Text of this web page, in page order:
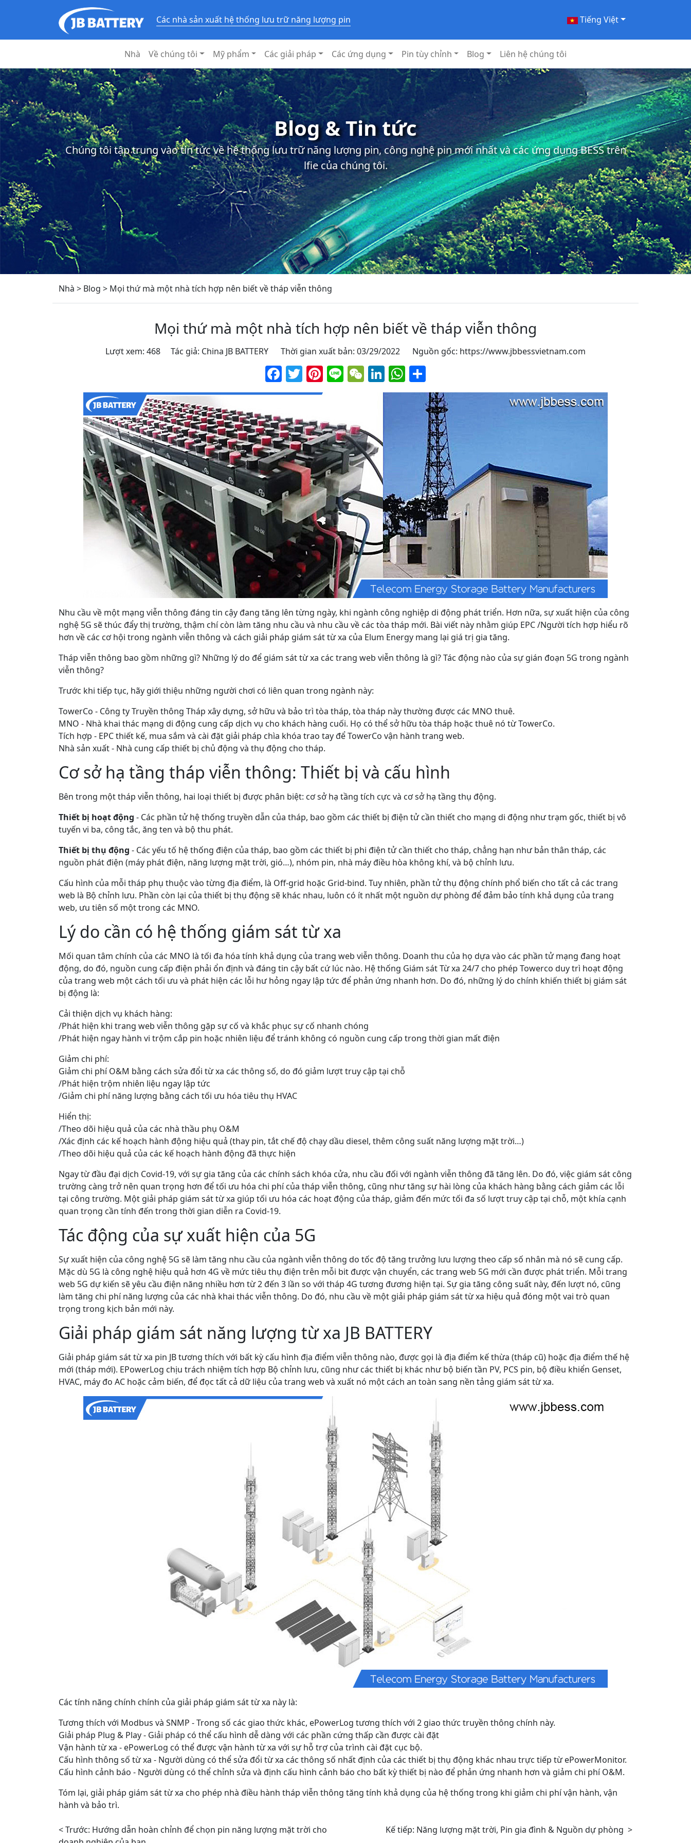
Các nhà sản xuất hệ thống lưu trữ năng lượng pin Tiếng Việt
Nhà Về chúng tôi Mỹ phẩm Các giải pháp Các ứng dụng Pin tùy chỉnh Blog Liên hệ chúng tôi
Blog & Tin tức
Chúng tôi tập trung vào tin tức về hệ thống lưu trữ năng lượng pin, công nghệ pin mới nhất và các ứng dụng BESS trên
lfie của chúng tôi.
Nhà > Blog > Mọi thứ mà một nhà tích hợp nên biết về tháp viễn thông
Mọi thứ mà một nhà tích hợp nên biết về tháp viễn thông
Lượt xem: 468 Tác giả: China JB BATTERY Thời gian xuất bản: 03/29/2022 Nguồn gốc: https://www.jbbessvietnam.com
Facebook
Twitter
Pinterest
LineWeChat
LinkedIn
WhatsApp
Nhu cầu về một mạng viễn thông đáng tin cậy đang tăng lên từng ngày, khi ngành công nghiệp di động phát triển. Hơn nữa, sự xuất hiện của công
nghệ 5G sẽ thúc đẩy thị trường, thậm chí còn làm tăng nhu cầu và nhu cầu về các tòa tháp mới. Bài viết này nhằm giúp EPC /Người tích hợp hiểu rõ
hơn về các cơ hội trong ngành viễn thông và cách giải pháp giám sát từ xa của Elum Energy mang lại giá trị gia tăng.
Tháp viễn thông bao gồm những gì? Những lý do để giám sát từ xa các trang web viễn thông là gì? Tác động nào của sự gián đoạn 5G trong ngành
viễn thông?
Trước khi tiếp tục, hãy giới thiệu những người chơi có liên quan trong ngành này:
TowerCo - Công ty Truyền thông Tháp xây dựng, sở hữu và bảo trì tòa tháp, tòa tháp này thường được các MNO thuê.
MNO - Nhà khai thác mạng di động cung cấp dịch vụ cho khách hàng cuối. Họ có thể sở hữu tòa tháp hoặc thuê nó từ TowerCo.
Tích hợp - EPC thiết kế, mua sắm và cài đặt giải pháp chìa khóa trao tay để TowerCo vận hành trang web.
Nhà sản xuất - Nhà cung cấp thiết bị chủ động và thụ động cho tháp.
Cơ sở hạ tầng tháp viễn thông: Thiết bị và cấu hình
Bên trong một tháp viễn thông, hai loại thiết bị được phân biệt: cơ sở hạ tầng tích cực và cơ sở hạ tầng thụ động.
Thiết bị hoạt động - Các phần tử hệ thống truyền dẫn của tháp, bao gồm các thiết bị điện tử cần thiết cho mạng di động như trạm gốc, thiết bị vô
tuyến vi ba, công tắc, ăng ten và bộ thu phát.
Thiết bị thụ động - Các yếu tố hệ thống điện của tháp, bao gồm các thiết bị phi điện tử cần thiết cho tháp, chẳng hạn như bản thân tháp, các
nguồn phát điện (máy phát điện, năng lượng mặt trời, gió…), nhóm pin, nhà máy điều hòa không khí, và bộ chỉnh lưu.
Cấu hình của mỗi tháp phụ thuộc vào từng địa điểm, là Off-grid hoặc Grid-bind. Tuy nhiên, phần tử thụ động chính phổ biến cho tất cả các trang
web là Bộ chỉnh lưu. Phần còn lại của thiết bị thụ động sẽ khác nhau, luôn có ít nhất một nguồn dự phòng để đảm bảo tính khả dụng của trang
web, ưu tiên số một trong các MNO.
Lý do cần có hệ thống giám sát từ xa
Mối quan tâm chính của các MNO là tối đa hóa tính khả dụng của trang web viễn thông. Doanh thu của họ dựa vào các phần tử mạng đang hoạt
động, do đó, nguồn cung cấp điện phải ổn định và đáng tin cậy bất cứ lúc nào. Hệ thống Giám sát Từ xa 24/7 cho phép Towerco duy trì hoạt động
của trang web một cách tối ưu và phát hiện các lỗi hư hỏng ngay lập tức để phản ứng nhanh hơn. Do đó, những lý do chính khiến thiết bị giám sát
bị động là:
Cải thiện dịch vụ khách hàng:
/Phát hiện khi trang web viễn thông gặp sự cố và khắc phục sự cố nhanh chóng
/Phát hiện ngay hành vi trộm cắp pin hoặc nhiên liệu để tránh không có nguồn cung cấp trong thời gian mất điện
Giảm chi phí:
Giảm chi phí O&M bằng cách sửa đổi từ xa các thông số, do đó giảm lượt truy cập tại chỗ
/Phát hiện trộm nhiên liệu ngay lập tức
/Giảm chi phí năng lượng bằng cách tối ưu hóa tiêu thụ HVAC
Hiển thị:
/Theo dõi hiệu quả của các nhà thầu phụ O&M
/Xác định các kế hoạch hành động hiệu quả (thay pin, tắt chế độ chạy dầu diesel, thêm công suất năng lượng mặt trời…)
/Theo dõi hiệu quả của các kế hoạch hành động đã thực hiện
Ngay từ đầu đại dịch Covid-19, với sự gia tăng của các chính sách khóa cửa, nhu cầu đối với ngành viễn thông đã tăng lên. Do đó, việc giám sát công
trường càng trở nên quan trọng hơn để tối ưu hóa chi phí của tháp viễn thông, cũng như tăng sự hài lòng của khách hàng bằng cách giảm các lỗi
tại công trường. Một giải pháp giám sát từ xa giúp tối ưu hóa các hoạt động của tháp, giảm đến mức tối đa số lượt truy cập tại chỗ, một khía cạnh
quan trọng cần tính đến trong thời gian diễn ra Covid-19.
Tác động của sự xuất hiện của 5G
Sự xuất hiện của công nghệ 5G sẽ làm tăng nhu cầu của ngành viễn thông do tốc độ tăng trưởng lưu lượng theo cấp số nhân mà nó sẽ cung cấp.
Mặc dù 5G là công nghệ hiệu quả hơn 4G về mức tiêu thụ điện trên mỗi bit được vận chuyển, các trang web 5G mới cần được phát triển. Mỗi trang
web 5G dự kiến sẽ yêu cầu điện năng nhiều hơn từ 2 đến 3 lần so với tháp 4G tương đương hiện tại. Sự gia tăng công suất này, đến lượt nó, cũng
làm tăng chi phí năng lượng của các nhà khai thác viễn thông. Do đó, nhu cầu về một giải pháp giám sát từ xa hiệu quả đóng một vai trò quan
trọng trong kịch bản mới này.
Giải pháp giám sát năng lượng từ xa JB BATTERY
Giải pháp giám sát từ xa pin JB tương thích với bất kỳ cấu hình địa điểm viễn thông nào, được gọi là địa điểm kế thừa (tháp cũ) hoặc địa điểm thế hệ
mới (tháp mới). EPowerLog chịu trách nhiệm tích hợp Bộ chỉnh lưu, cũng như các thiết bị khác như bộ biến tần PV, PCS pin, bộ điều khiển Genset,
HVAC, máy đo AC hoặc cảm biến, để đọc tất cả dữ liệu của trang web và xuất nó một cách an toàn sang nền tảng giám sát từ xa.
Các tính năng chính chính của giải pháp giám sát từ xa này là:
Tương thích với Modbus và SNMP - Trong số các giao thức khác, ePowerLog tương thích với 2 giao thức truyền thông chính này.
Giải pháp Plug & Play - Giải pháp có thể cấu hình dễ dàng với các phần cứng thấp cần được cài đặt
Vận hành từ xa - ePowerLog có thể được vận hành từ xa với sự hỗ trợ của trình cài đặt cục bộ.
Cấu hình thông số từ xa - Người dùng có thể sửa đổi từ xa các thông số nhất định của các thiết bị thụ động khác nhau trực tiếp từ ePowerMonitor.
Cấu hình cảnh báo - Người dùng có thể chỉnh sửa và định cấu hình cảnh báo cho bất kỳ thiết bị nào để phản ứng nhanh hơn và giảm chi phí O&M.
Tóm lại, giải pháp giám sát từ xa cho phép nhà điều hành tháp viễn thông tăng tính khả dụng của hệ thống trong khi giảm chi phí vận hành, vận
hành và bảo trì.
< Trước: Hướng dẫn hoàn chỉnh để chọn pin năng lượng mặt trời cho
Kế tiếp: Năng lượng mặt trời, Pin gia đình & Nguồn dự phòng >